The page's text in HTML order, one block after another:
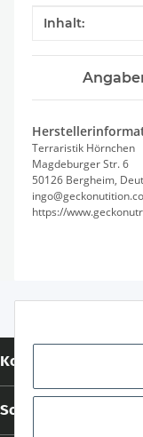
Wert
Inhalt:
Terraristik Hörnchen
Magdeburger Str. 6
50126 Bergheim,
https://
Kontakt
Social Media